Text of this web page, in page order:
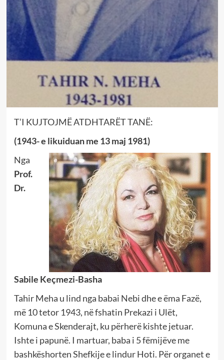
T’I KUJTOJMË ATDHTARËT TANË:
(1943- e likuiduan me 13 maj 1981)
Nga
Prof.
Dr.
Sabile Keçmezi-Basha
Tahir Meha u lind nga babai Nebi dhe e ëma Fazë,
më 10 tetor 1943, në fshatin Prekazi i Ulët,
Komuna e Skenderajt, ku përherë kishte jetuar.
Ishte i papunë. I martuar, baba i 5 fëmijëve me
bashkëshorten Shefkije e lindur Hoti. Për organet e